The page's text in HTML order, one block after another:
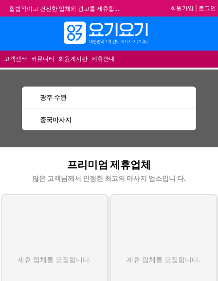
합법적이고 건전한 업체와 광고를 제휴합니다.
★요기요기 설 연휴 휴무 안내★
★ 요기요기 업체회원 안내사항 ★
불건전한 게시글은 삭제 및 회원탈퇴 됩니다.
회원가입 로그인
고객센터 커뮤니티 회원게시판 제휴안내
광주 수완
중국마사지
프리미엄 제휴업체
많은 고객님께서 인정한 최고의 마사지 업소입니 다.
제휴 업체를 모집합니다. 제휴 업체를 모집합니다.